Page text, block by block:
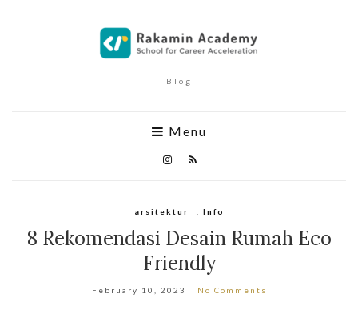
Blog
Menu
arsitektur Info
8 Rekomendasi Desain Rumah Eco
Friendly
February 10, 2023 No Comments